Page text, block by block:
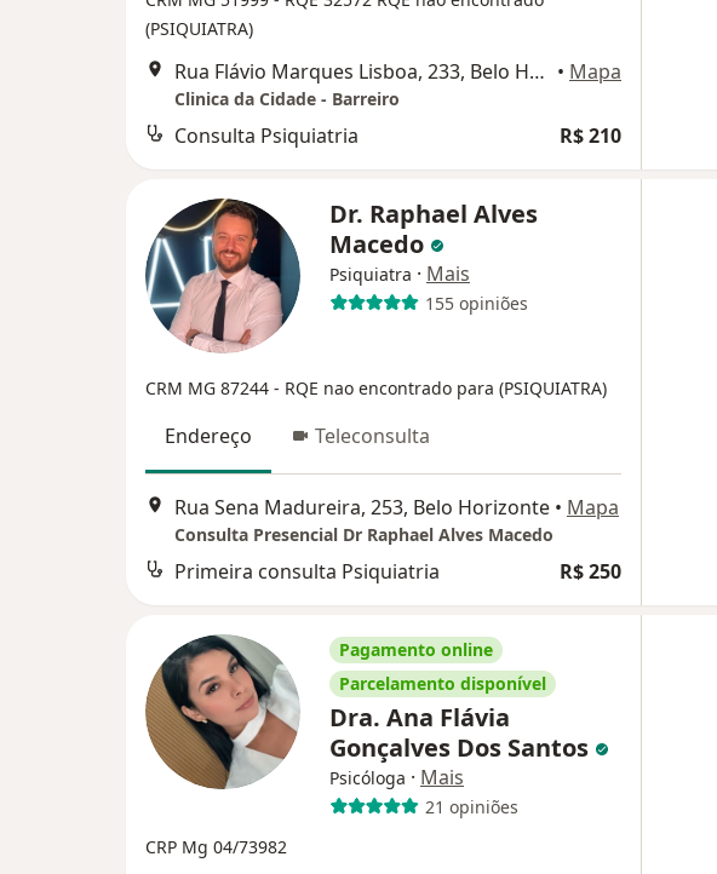
(PSIQUIATRA)
Rua Flávio Marques Lisboa, 233, Belo Horizonte • Mapa
Clinica da Cidade - Barreiro
Consulta Psiquiatria R$ 210
Dr. Raphael Alves
Macedo
Psiquiatra · Mais
155 opiniões
CRM MG 87244 - RQE nao encontrado para (PSIQUIATRA)
Endereço Teleconsulta
Rua Sena Madureira, 253, Belo Horizonte • Mapa
Consulta Presencial Dr Raphael Alves Macedo
Primeira consulta Psiquiatria R$ 250
Pagamento online
Parcelamento disponível
Dra. Ana Flávia
Gonçalves Dos Santos
Psicóloga · Mais
21 opiniões
CRP Mg 04/73982